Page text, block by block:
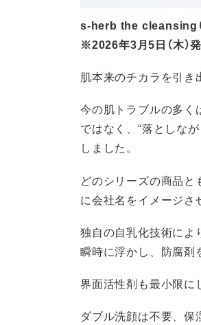
s-herb the cleansing
※2026年3月5日（木）
肌本来のチカラを引き
今の肌トラブルの多く
ではなく、“落としな
しました。
どのシリーズの商品
に会社名をイメージさ
独自の自乳化技術によ
瞬時に浮かし、防腐剤
界面活性剤も最小限に
ダブル洗顔は不要、保